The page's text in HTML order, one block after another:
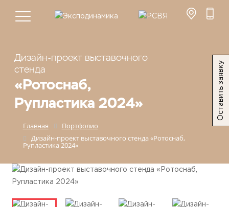
Главная
Портфолио
Дизайн-проект выставочного стенда «Ротоснаб,
Рупластика 2024»
Дизайн-проект выставочного
стенда
«Ротоснаб,
Рупластика 2024»
Оставить заявку